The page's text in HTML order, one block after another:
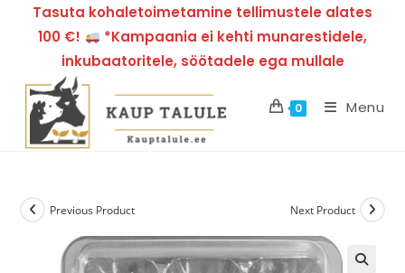
Tasuta kohaletoimetamine tellimustele alates
100 €!
*Kampaania ei kehti munarestidele,
inkubaatoritele, söötadele ega mullale
0 Menu
Previous Product Next Product